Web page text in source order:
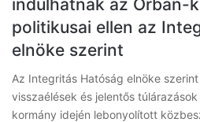
indulhatnak az Orbán-
politikusai ellen az
elnöke szerint
Az Integritás Hatóság elnöke
visszaélések és jelentős
kormány idején lebonyolított